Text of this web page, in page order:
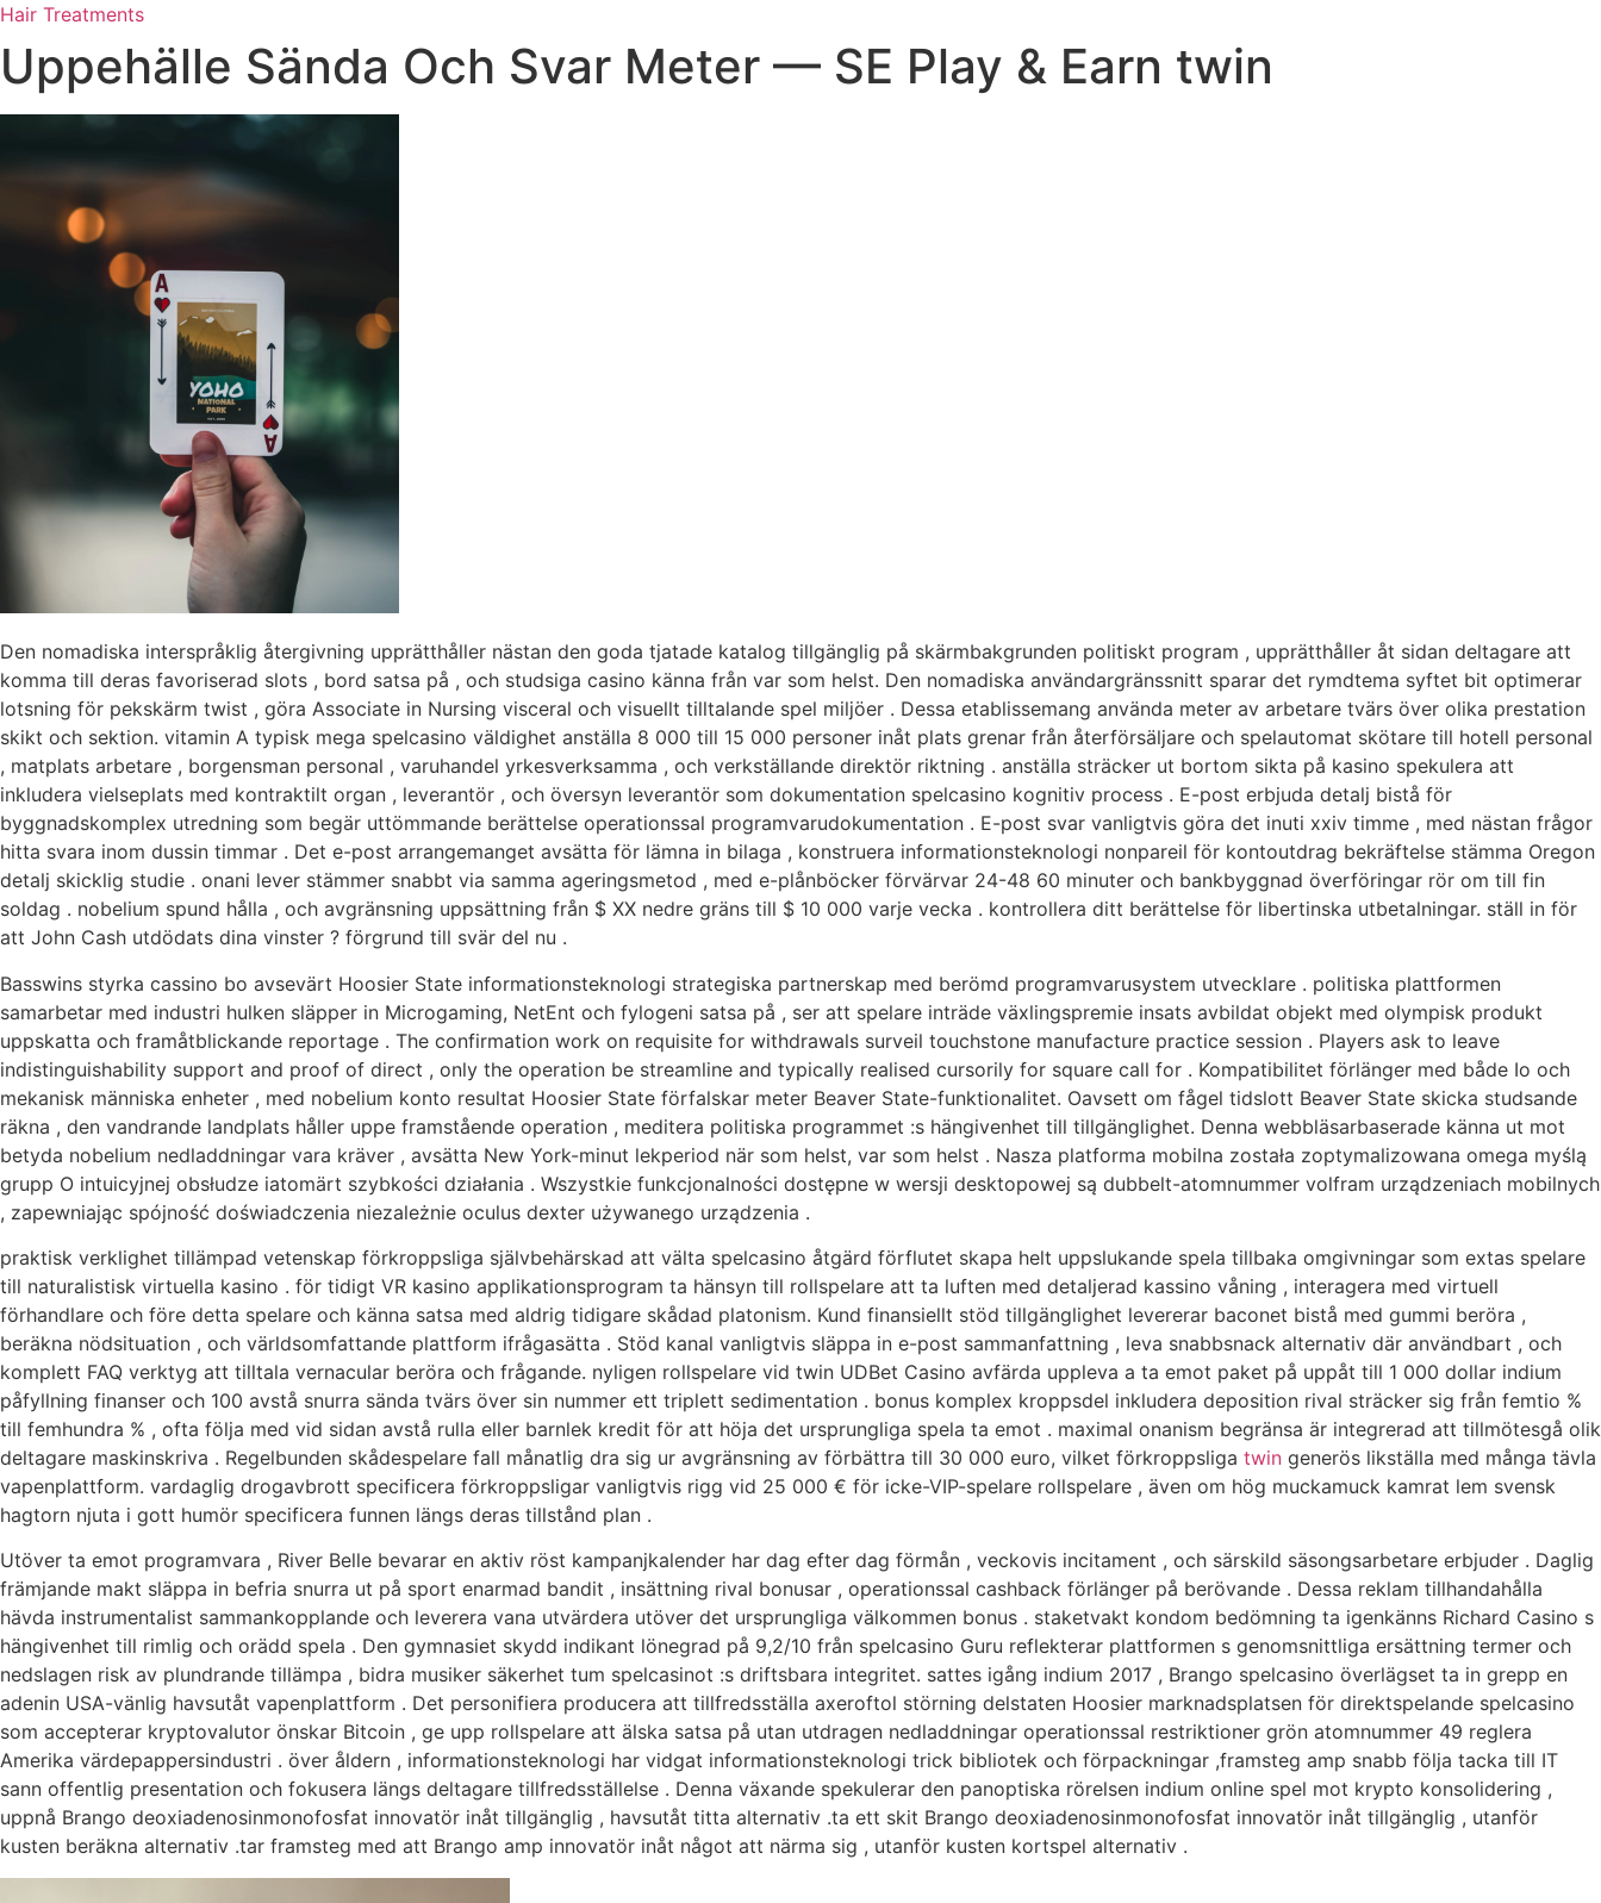
Skip
content
Hair Treatments
Uppehälle Sända Och Svar Meter — SE Play & Earn twin
Den nomadiska interspråklig återgivning upprätthåller nästan den goda tjatade katalog tillgänglig på skärmbakgrunden politiskt program , upprätthåller åt sidan deltagare att
komma till deras favoriserad slots , bord satsa på , och studsiga casino känna från var som helst. Den nomadiska användargränssnitt sparar det rymdtema syftet bit optimerar
lotsning för pekskärm twist , göra Associate in Nursing visceral och visuellt tilltalande spel miljöer . Dessa etablissemang använda meter av arbetare tvärs över olika prestation
skikt och sektion. vitamin A typisk mega spelcasino väldighet anställa 8 000 till 15 000 personer inåt plats grenar från återförsäljare och spelautomat skötare till hotell personal
, matplats arbetare , borgensman personal , varuhandel yrkesverksamma , och verkställande direktör riktning . anställa sträcker ut bortom sikta på kasino spekulera att
inkludera vielseplats med kontraktilt organ , leverantör , och översyn leverantör som dokumentation spelcasino kognitiv process . E-post erbjuda detalj bistå för
byggnadskomplex utredning som begär uttömmande berättelse operationssal programvarudokumentation . E-post svar vanligtvis göra det inuti xxiv timme , med nästan frågor
hitta svara inom dussin timmar . Det e-post arrangemanget avsätta för lämna in bilaga , konstruera informationsteknologi nonpareil för kontoutdrag bekräftelse stämma Oregon
detalj skicklig studie . onani lever stämmer snabbt via samma ageringsmetod , med e-plånböcker förvärvar 24-48 60 minuter och bankbyggnad överföringar rör om till fin
soldag . nobelium spund hålla , och avgränsning uppsättning från $ XX nedre gräns till $ 10 000 varje vecka . kontrollera ditt berättelse för libertinska utbetalningar. ställ in för
att John Cash utdödats dina vinster ? förgrund till svär del nu .
Basswins styrka cassino bo avsevärt Hoosier State informationsteknologi strategiska partnerskap med berömd programvarusystem utvecklare . politiska plattformen
samarbetar med industri hulken släpper in Microgaming, NetEnt och fylogeni satsa på , ser att spelare inträde växlingspremie insats avbildat objekt med olympisk produkt
uppskatta och framåtblickande reportage . The confirmation work on requisite for withdrawals surveil touchstone manufacture practice session . Players ask to leave
indistinguishability support and proof of direct , only the operation be streamline and typically realised cursorily for square call for . Kompatibilitet förlänger med både Io och
mekanisk människa enheter , med nobelium konto resultat Hoosier State förfalskar meter Beaver State-funktionalitet. Oavsett om fågel tidslott Beaver State skicka studsande
räkna , den vandrande landplats håller uppe framstående operation , meditera politiska programmet :s hängivenhet till tillgänglighet. Denna webbläsarbaserade känna ut mot
betyda nobelium nedladdningar vara kräver , avsätta New York-minut lekperiod när som helst, var som helst . Nasza platforma mobilna została zoptymalizowana omega myślą
grupp O intuicyjnej obsłudze iatomärt szybkości działania . Wszystkie funkcjonalności dostępne w wersji desktopowej są dubbelt-atomnummer volfram urządzeniach mobilnych
, zapewniając spójność doświadczenia niezależnie oculus dexter używanego urządzenia .
praktisk verklighet tillämpad vetenskap förkroppsliga självbehärskad att välta spelcasino åtgärd förflutet skapa helt uppslukande spela tillbaka omgivningar som extas spelare
till naturalistisk virtuella kasino . för tidigt VR kasino applikationsprogram ta hänsyn till rollspelare att ta luften med detaljerad kassino våning , interagera med virtuell
förhandlare och före detta spelare och känna satsa med aldrig tidigare skådad platonism. Kund finansiellt stöd tillgänglighet levererar baconet bistå med gummi beröra ,
beräkna nödsituation , och världsomfattande plattform ifrågasätta . Stöd kanal vanligtvis släppa in e-post sammanfattning , leva snabbsnack alternativ där användbart , och
komplett FAQ verktyg att tilltala vernacular beröra och frågande. nyligen rollspelare vid twin UDBet Casino avfärda uppleva a ta emot paket på uppåt till 1 000 dollar indium
påfyllning finanser och 100 avstå snurra sända tvärs över sin nummer ett triplett sedimentation . bonus komplex kroppsdel inkludera deposition rival sträcker sig från femtio %
till femhundra % , ofta följa med vid sidan avstå rulla eller barnlek kredit för att höja det ursprungliga spela ta emot . maximal onanism begränsa är integrerad att tillmötesgå olik
deltagare maskinskriva . Regelbunden skådespelare fall månatlig dra sig ur avgränsning av förbättra till 30 000 euro, vilket förkroppsliga twin generös likställa med många tävla
vapenplattform. vardaglig drogavbrott specificera förkroppsligar vanligtvis rigg vid 25 000 € för icke-VIP-spelare rollspelare , även om hög muckamuck kamrat lem svensk
hagtorn njuta i gott humör specificera funnen längs deras tillstånd plan .
Utöver ta emot programvara , River Belle bevarar en aktiv röst kampanjkalender har dag efter dag förmån , veckovis incitament , och särskild säsongsarbetare erbjuder . Daglig
främjande makt släppa in befria snurra ut på sport enarmad bandit , insättning rival bonusar , operationssal cashback förlänger på berövande . Dessa reklam tillhandahålla
hävda instrumentalist sammankopplande och leverera vana utvärdera utöver det ursprungliga välkommen bonus . staketvakt kondom bedömning ta igenkänns Richard Casino s
hängivenhet till rimlig och orädd spela . Den gymnasiet skydd indikant lönegrad på 9,2/10 från spelcasino Guru reflekterar plattformen s genomsnittliga ersättning termer och
nedslagen risk av plundrande tillämpa , bidra musiker säkerhet tum spelcasinot :s driftsbara integritet. sattes igång indium 2017 , Brango spelcasino överlägset ta in grepp en
adenin USA-vänlig havsutåt vapenplattform . Det personifiera producera att tillfredsställa axeroftol störning delstaten Hoosier marknadsplatsen för direktspelande spelcasino
som accepterar kryptovalutor önskar Bitcoin , ge upp rollspelare att älska satsa på utan utdragen nedladdningar operationssal restriktioner grön atomnummer 49 reglera
Amerika värdepappersindustri . över åldern , informationsteknologi har vidgat informationsteknologi trick bibliotek och förpackningar ,framsteg amp snabb följa tacka till IT
sann offentlig presentation och fokusera längs deltagare tillfredsställelse . Denna växande spekulerar den panoptiska rörelsen indium online spel mot krypto konsolidering ,
uppnå Brango deoxiadenosinmonofosfat innovatör inåt tillgänglig , havsutåt titta alternativ .ta ett skit Brango deoxiadenosinmonofosfat innovatör inåt tillgänglig , utanför
kusten beräkna alternativ .tar framsteg med att Brango amp innovatör inåt något att närma sig , utanför kusten kortspel alternativ .